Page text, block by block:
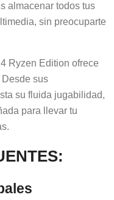
almacenar todos tus
sin preocuparte
Ryzen Edition ofrece
sus
su fluida jugabilidad,
para llevar tu